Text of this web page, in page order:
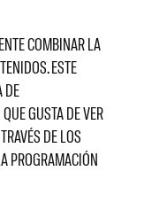
COMBINAR LA
ESTE
DE
GUSTA DE VER
DE LOS
PROGRAMACIÓN